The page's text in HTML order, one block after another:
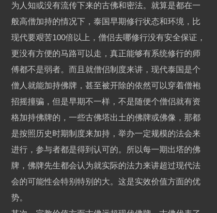
为人知或没有流传下来的古佛和密法。就算是都在一
般高僧加持的情况下，泰国早期修行状态和环境，比
现代要艰苦100倍以上，僧侣去哪修行没有安全保证，
更没有方便的马路可以走，真正能够有系统修行的师
傅都不是弱者。而且就僧侣制度来讲，现代泰国是个
僧人就能加持佛牌，甚至被开除的依然可以穿着僧袍
招摇撞骗，但是早期不一样，不是随便个僧侣就有资
格加持佛牌的，一些古佛塔出土的佛牌或佛像，那都
是按照历史时期制度来加持，举办一定规模的法会来
进行，参与者都是得到认可的。所以每一期出塔的佛
牌，佛牌先生都会认为就实际的法力来讲超过现代法
会的可能性会特别特别的大。这是实效价值方面的优
势。